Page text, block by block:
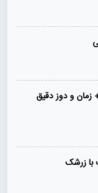
و دوز دقیق
با زرشک